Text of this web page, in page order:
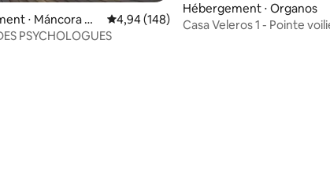
⋅ Máncora Dis
Évaluation moyenne sur la base de 148
4,94 (148)
PSYCHOLOGUES
Hébergement ⋅ Organos
Casa Veleros 1 - Pointe